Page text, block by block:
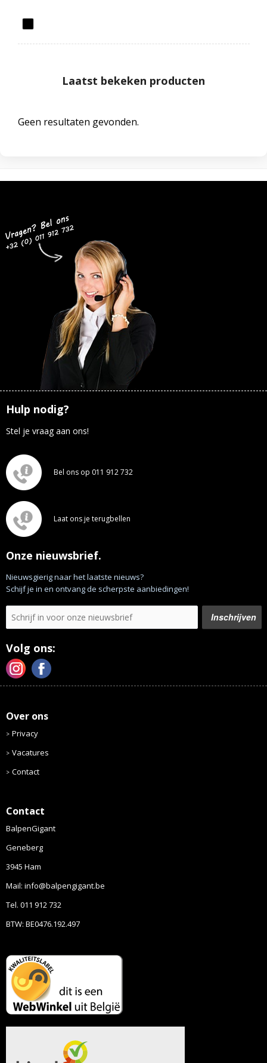
Laatst bekeken producten
Geen resultaten gevonden.
Hulp nodig?
Stel je vraag aan ons!
Bel ons op 011 912 732
Laat ons je terugbellen
Onze nieuwsbrief.
Nieuwsgierig naar het laatste nieuws?
Schijf je in en ontvang de scherpste aanbiedingen!
Volg ons:
Over ons
Privacy
Vacatures
Contact
Contact
BalpenGigant
Geneberg
3945 Ham
Mail: info@balpengigant.be
Tel. 011 912 732
BTW: BE0476.192.497